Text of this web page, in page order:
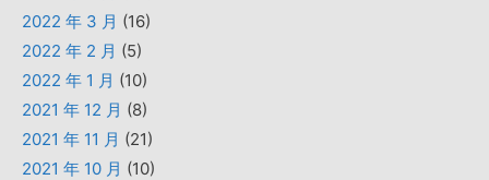
2022 年 3 月 (16)
2022 年 2 月 (5)
2022 年 1 月 (10)
2021 年 12 月 (8)
2021 年 11 月 (21)
2021 年 10 月 (10)